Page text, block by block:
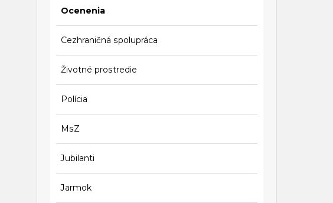
Ocenenia
Cezhraničná spolupráca
Životné prostredie
Polícia
MsZ
Jubilanti
Jarmok